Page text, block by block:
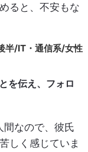
ると、不安もな
半/IT・通信系/女性
を伝え、フォロ
間なので、彼氏
しく感じていま